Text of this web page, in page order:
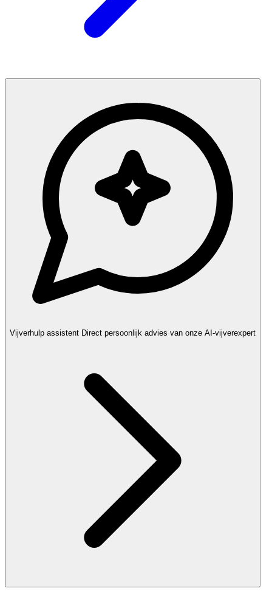
Vijverhulp assistent Direct persoonlijk advies van onze AI-vijverexpert